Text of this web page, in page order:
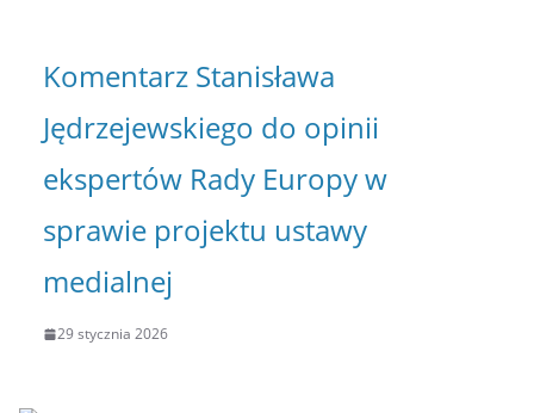
Komentarz Stanisława
Jędrzejewskiego do opinii
ekspertów Rady Europy w
sprawie projektu ustawy
medialnej
29 stycznia 2026